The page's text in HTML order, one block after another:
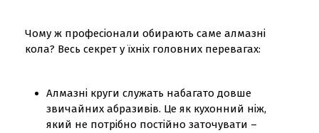
Чому ж професіонали обирають саме алмазні
кола? Весь секрет у їхніх головних перевагах:
Алмазні круги служать набагато довше
звичайних абразивів. Це як кухонний ніж,
який не потрібно постійно заточувати –